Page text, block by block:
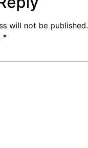
will not be published.
*